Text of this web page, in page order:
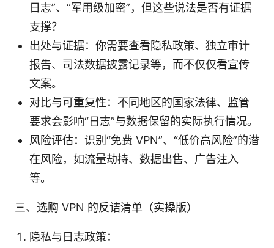
日志”、“军用级加密”，但这些说法是否有证据
支撑？
出处与证据：你需要查看隐私政策、独立审计
报告、司法数据披露记录等，而不仅仅看宣传
文案。
对比与可重复性：不同地区的国家法律、监管
要求会影响“日志”与数据保留的实际执行情况。
风险评估：识别“免费 VPN”、“低价高风险”的潜
在风险，如流量劫持、数据出售、广告注入
等。
三、选购 VPN 的反诘清单（实操版）
隐私与日志政策：